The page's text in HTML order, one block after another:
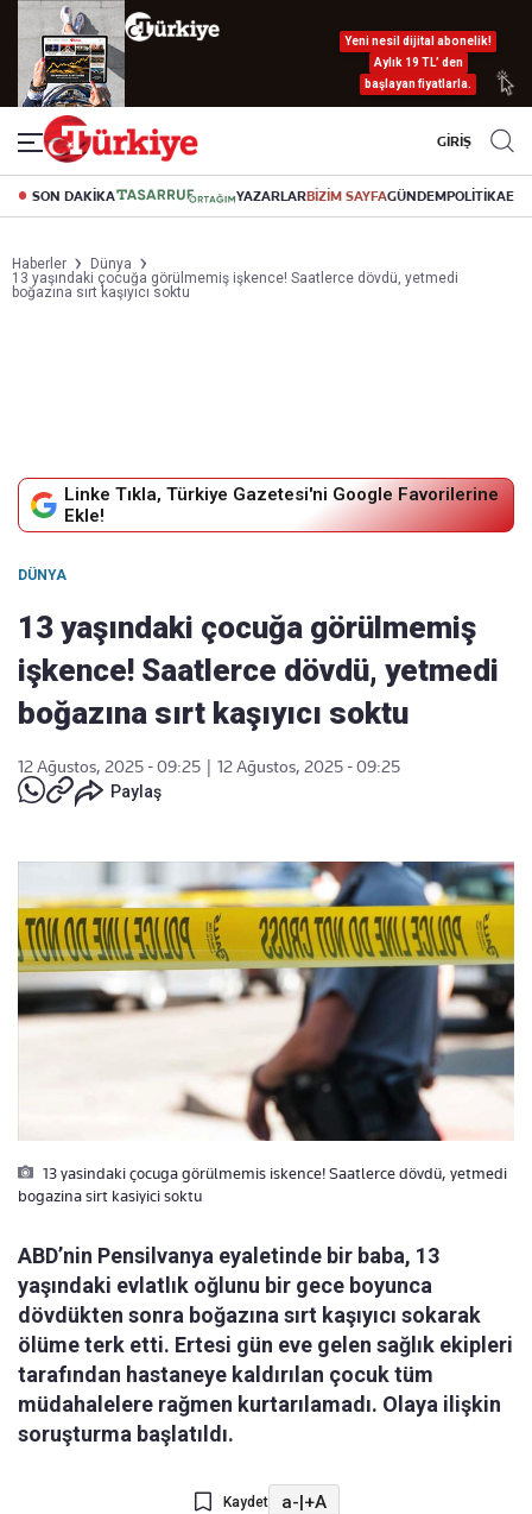
Yeni nesil dijital abonelik!
Aylık 19 TL’ den
başlayan fiyatlarla.
GİRİŞ
SON DAKİKA YAZARLARBİZİM SAYFAGÜNDEMPOLİTİKA
Haberler
Dünya
13 yaşındaki çocuğa görülmemiş işkence! Saatlerce dövdü, yetmedi
boğazına sırt kaşıyıcı soktu
Linke Tıkla, Türkiye Gazetesi'ni Google Favorilerine
Ekle!
DÜNYA
13 yaşındaki çocuğa görülmemiş
işkence! Saatlerce dövdü, yetmedi
boğazına sırt kaşıyıcı soktu
12 Ağustos, 2025 - 09:25
12 Ağustos, 2025 - 09:25
Paylaş
13 yasindaki çocuga görülmemis iskence! Saatlerce dövdü, yetmedi
bogazina sirt kasiyici soktu
ABD’nin Pensilvanya eyaletinde bir baba, 13
yaşındaki evlatlık oğlunu bir gece boyunca
dövdükten sonra boğazına sırt kaşıyıcı sokarak
ölüme terk etti. Ertesi gün eve gelen sağlık ekipleri
tarafından hastaneye kaldırılan çocuk tüm
müdahalelere rağmen kurtarılamadı. Olaya ilişkin
soruşturma başlatıldı.
Kaydet a-|+A